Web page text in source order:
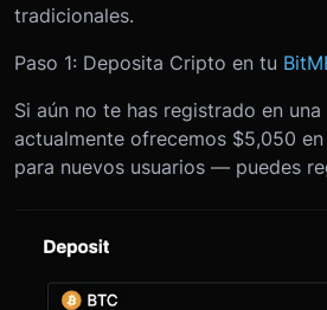
tradicionales.
Paso 1: Deposita Cripto en tu
Si aún no te has registrado en
actualmente ofrecemos $5,050
para nuevos usuarios — puedes